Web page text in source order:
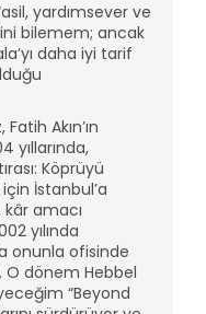
yardımsever ve
bilemem; ancak
daha iyi tarif
Akın’ın
yıllarında,
Köprüyü
İstanbul’a
amacı
yılında
onunla ofisinde
O dönem Hebbel
“Beyond